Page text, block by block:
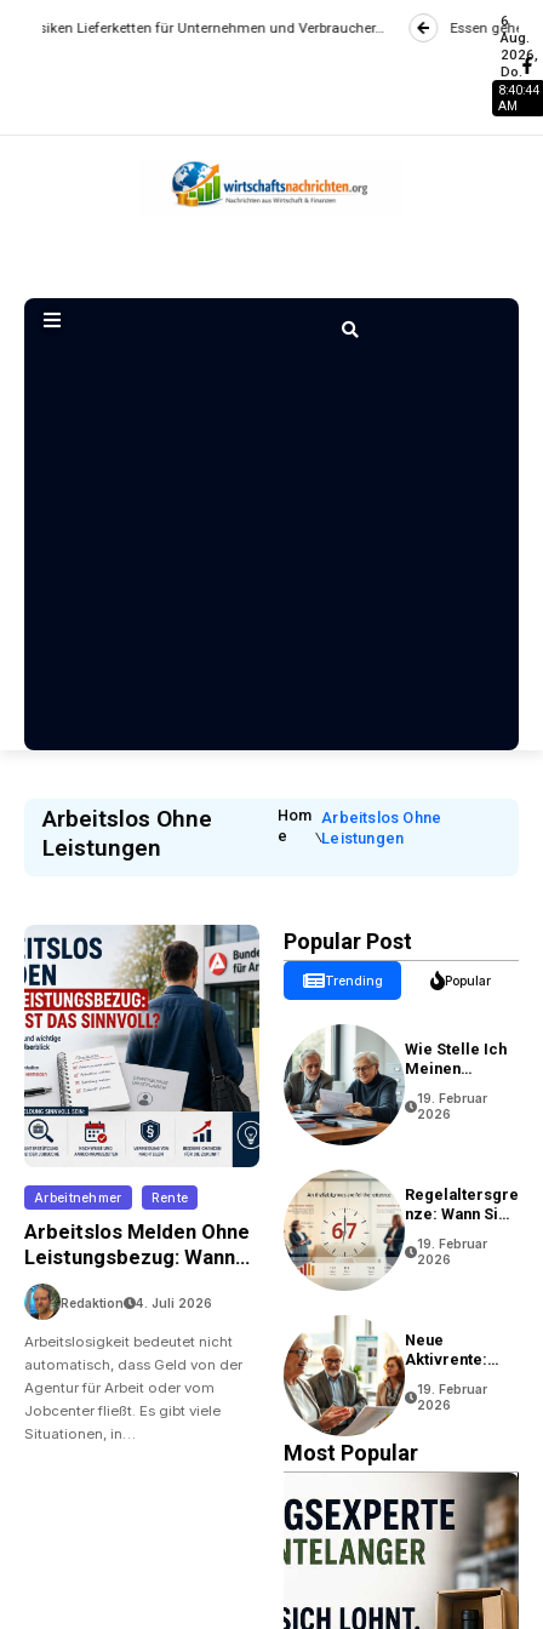
für Unternehmen und Verbraucher… Essen gehen wird zum6
Aug.
2026,
Do.
8:40:45
AM
Arbeitslos Ohne
Leistungen
Hom
E
Arbeitslos Ohne
Leistungen
Arbeitnehmer Rente
Arbeitslos Melden Ohne
Leistungsbezug: Wann
Ist Das Sinnvoll?
Redaktion 4. Juli 2026
Arbeitslosigkeit bedeutet nicht
automatisch, dass Geld von der
Agentur für Arbeit oder vom
Jobcenter fließt. Es gibt viele
Situationen, in…
Popular Post
Trending Popular
Wie Stelle Ich
Meinen
19. Februar
2026
Regelaltersgre
Nze: Wann Sie
Können
19. Februar
2026
Neue
Aktivrente:
Bedingungen
19. Februar
2026
Most Popular